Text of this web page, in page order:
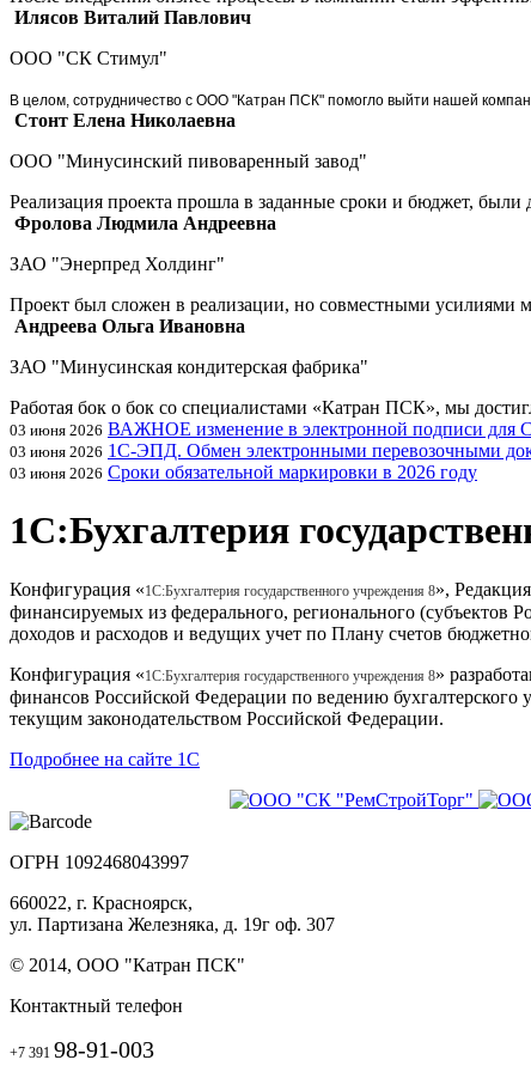
Илясов Виталий Павлович
ООО "СК Стимул"
В целом, сотрудничество с ООО "Катран ПСК" помогло выйти нашей
Стонт Елена Николаевна
ООО "Минусинский пивоваренный завод"
Реализация проекта прошла в заданные сроки и бюджет,
Фролова Людмила Андреевна
ЗАО "Энерпред Холдинг"
Проект был сложен в реализации, но совместными усилиями
Андреева Ольга Ивановна
ЗАО "Минусинская кондитерская фабрика"
Работая бок о бок со специалистами «Катран ПСК», мы
03 июня 2026 ВАЖНОЕ изменение в электронной подписи для
03 июня 2026 1С-ЭПД. Обмен электронными перевозочными
03 июня 2026 Сроки обязательной маркировки в 2026 году
1С:Бухгалтерия
Конфигурация «1С:Бухгалтерия государственного учреждения 8»,
финансируемых из федерального, регионального (субъектов
доходов и расходов и ведущих учет по Плану счетов
Конфигурация «1С:Бухгалтерия государственного учреждения 8»
финансов Российской Федерации по ведению
текущим законодательством Российской Федерации.
Подробнее на сайте 1С
ОГРН 1092468043997
660022, г. Красноярск,
ул. Партизана Железняка, д. 19г оф. 307
© 2014, ООО "Катран ПСК"
Контактный телефон
+7 391 98-91-003